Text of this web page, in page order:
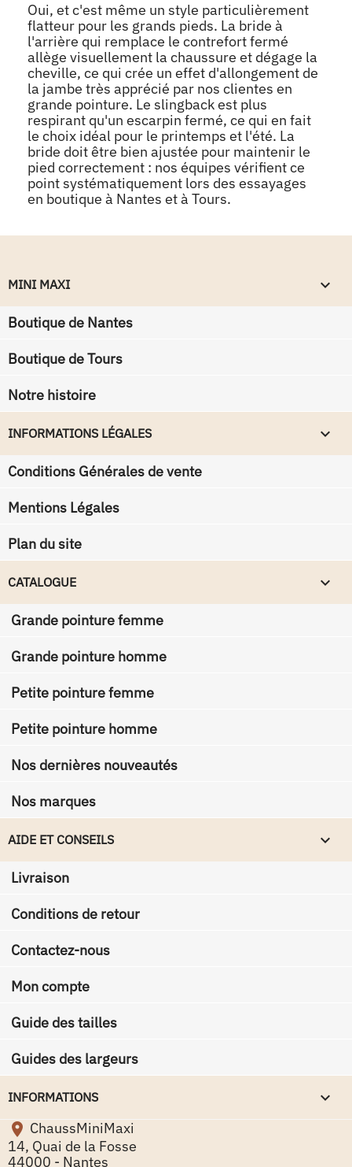
Oui, et c'est même un style particulièrement
flatteur pour les grands pieds. La bride à
l'arrière qui remplace le contrefort fermé
allège visuellement la chaussure et dégage la
cheville, ce qui crée un effet d'allongement de
la jambe très apprécié par nos clientes en
grande pointure. Le slingback est plus
respirant qu'un escarpin fermé, ce qui en fait
le choix idéal pour le printemps et l'été. La
bride doit être bien ajustée pour maintenir le
pied correctement : nos équipes vérifient ce
point systématiquement lors des essayages
en boutique à Nantes et à Tours.
MINI MAXI keyboard_arrow_down
Boutique de Nantes
Boutique de Tours
Notre histoire
INFORMATIONS LÉGALES keyboard_arrow_down
Conditions Générales de vente
Mentions Légales
Plan du site
CATALOGUE 
Grande pointure femme
Grande pointure homme
Petite pointure femme
Petite pointure homme
Nos dernières nouveautés
Nos marques
AIDE ET CONSEILS 
Livraison
Conditions de retour
Contactez-nous
Mon compte
Guide des tailles
Guides des largeurs
INFORMATIONS
keyboard_arrow_down
 ChaussMiniMaxi
14, Quai de la Fosse
44000 - Nantes